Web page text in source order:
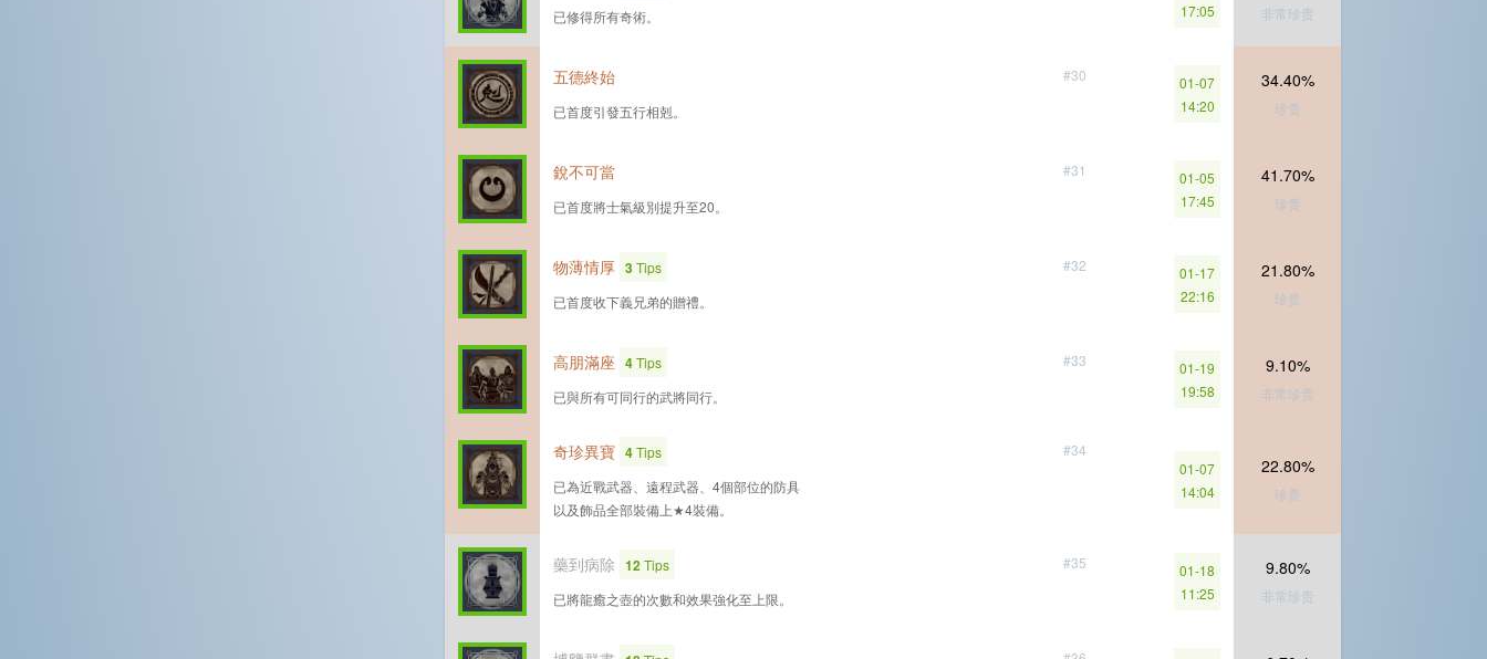
已修得所有奇術。
17:05
非常珍贵
#30
五德終始
已首度引發五行相剋。
01-07
14:20
34.40%
珍贵
#31
銳不可當
已首度將士氣級別提升至20。
01-05
17:45
41.70%
珍贵
#32
物薄情厚 3Tips
已首度收下義兄弟的贈禮。
01-17
22:16
21.80%
珍贵
#33
高朋滿座 4Tips
已與所有可同行的武將同行。
01-19
19:58
9.10%
非常珍贵
#34
奇珍異寶 4Tips
已為近戰武器、遠程武器、4個部位的防具
以及飾品全部裝備上★4裝備。
01-07
14:04
22.80%
珍贵
#35
藥到病除 12Tips
已將龍癒之壺的次數和效果強化至上限。
01-18
11:25
9.80%
非常珍贵